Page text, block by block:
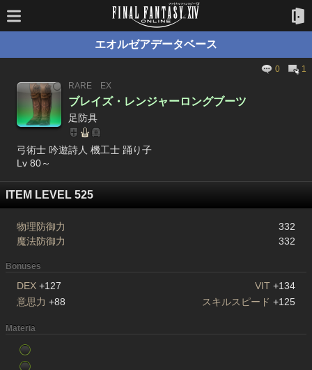
エオルゼアデータベース
0
1
RARE
EX
ブレイズ・レンジャーロングブーツ
足防具
弓術士 吟遊詩人 機工士 踊り子
Lv 80～
ITEM LEVEL 525
物理防御力
332
魔法防御力
332
Bonuses
DEX +127 VIT +134
意思力 +88 スキルスピード +125
Materia